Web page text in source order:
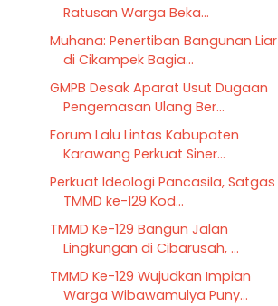
Ratusan Warga Beka...
Muhana: Penertiban Bangunan Liar
di Cikampek Bagia...
GMPB Desak Aparat Usut Dugaan
Pengemasan Ulang Ber...
Forum Lalu Lintas Kabupaten
Karawang Perkuat Siner...
Perkuat Ideologi Pancasila, Satgas
TMMD ke-129 Kod...
TMMD Ke-129 Bangun Jalan
Lingkungan di Cibarusah, ...
TMMD Ke-129 Wujudkan Impian
Warga Wibawamulya Puny...